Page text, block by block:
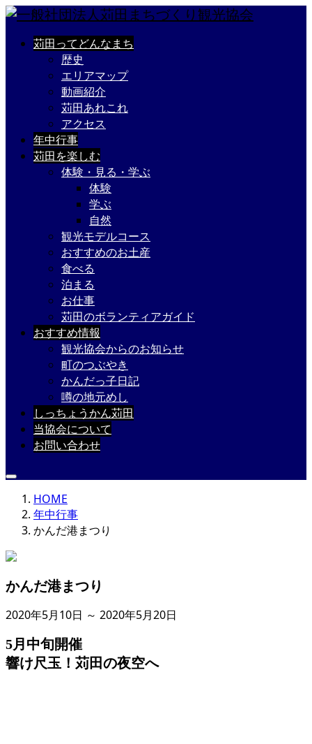
苅田ってどんなまち
歴史
エリアマップ
動画紹介
苅田あれこれ
アクセス
年中行事
苅田を楽しむ
体験・見る・学ぶ
体験
学ぶ
自然
観光モデルコース
おすすめのお土産
食べる
泊まる
お仕事
苅田のボランティアガイド
おすすめ情報
観光協会からのお知らせ
町のつぶやき
かんだっ子日記
噂の地元めし
しっちょうかん苅田
当協会について
お問い合わせ
HOME
年中行事
かんだ港まつり
かんだ港まつり
2020年5月10日 ～ 2020年5月20日
5月中旬開催
響け尺玉！苅田の夜空へ